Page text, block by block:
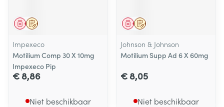
Op voorschrift
Geneesmiddel
Impexeco
Motilium Comp 30 X 10mg
Impexeco Pip
€ 8,86
Niet beschikbaar
Op voorschrift
Geneesmiddel
Johnson & Johnson
Motilium Supp Ad 6 X 60mg
€ 8,05
Niet beschikbaar